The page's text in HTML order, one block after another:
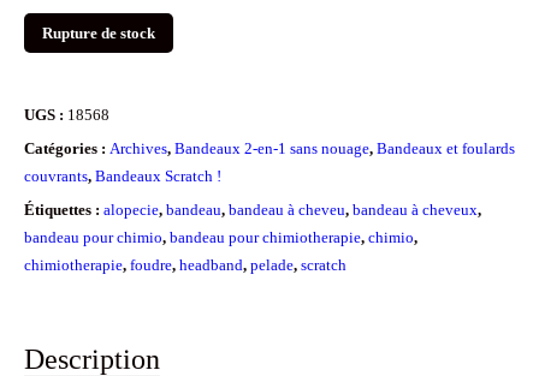
Rupture de stock
UGS : 18568
Catégories : Archives, Bandeaux 2-en-1 sans nouage, Bandeaux et foulards
couvrants, Bandeaux Scratch !
Étiquettes : alopecie, bandeau, bandeau à cheveu, bandeau à cheveux,
bandeau pour chimio, bandeau pour chimiotherapie, chimio,
chimiotherapie, foudre, headband, pelade, scratch
Description